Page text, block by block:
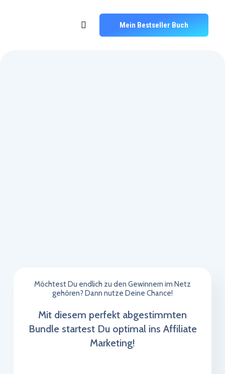
Mein Bestseller Buch
Möchtest Du endlich zu den Gewinnern im Netz
gehören? Dann nutze Deine Chance!
Mit diesem perfekt abgestimmten
Bundle startest Du optimal ins Affiliate
Marketing!